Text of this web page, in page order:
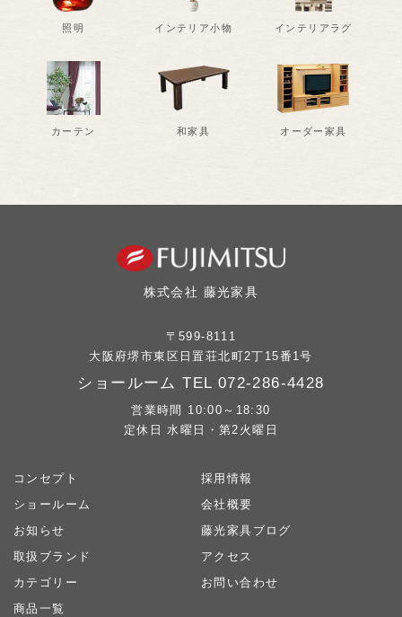
照明 インテリア小物 インテリアラグ
カーテン 和家具 オーダー家具
株式会社 藤光家具
〒599-8111
大阪府堺市東区日置荘北町2丁15番1号
ショールーム TEL 072-286-4428
営業時間 10:00～18:30
定休日 水曜日・第2火曜日
コンセプト
ショールーム
お知らせ
取扱ブランド
カテゴリー
商品一覧
採用情報
会社概要
藤光家具ブログ
アクセス
お問い合わせ